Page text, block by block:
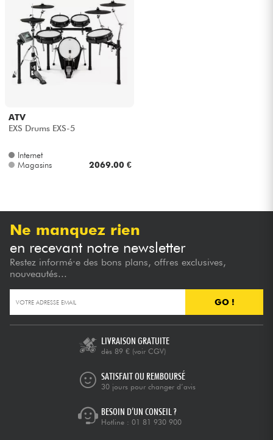
Eveil Musical
Câbles & Access.
HiFi
ATV
EXS Drums EXS-5
Internet
Magasins
2069.00 €
Ne manquez rien
en recevant notre newsletter
Restez informé·e des bons plans, offres exclusives,
nouveautés...
GO !
LIVRAISON GRATUITE
dès 89 € (voir CGV)
SATISFAIT OU REMBOURSÉ
30 jours pour changer d’avis
BESOIN D’UN CONSEIL ?
Hotline : 01 81 930 900